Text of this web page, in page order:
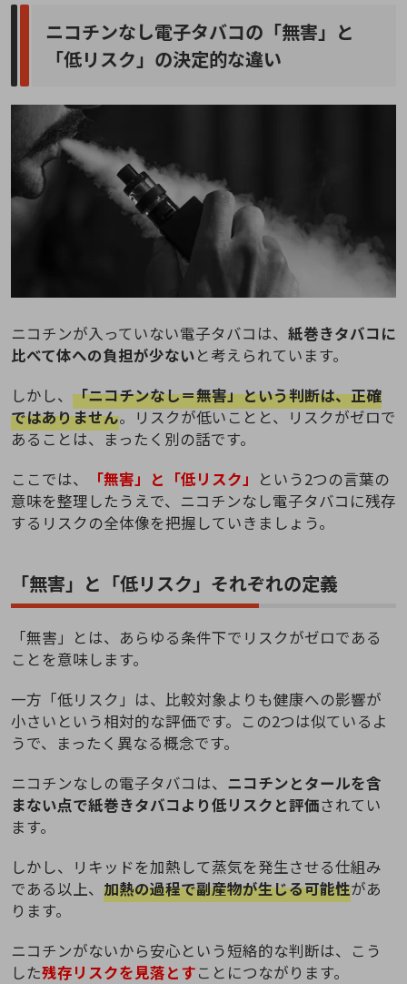
ニコチンなし電子タバコの「無害」と
「低リスク」の決定的な違い
ニコチンが入っていない電子タバコは、 紙巻きタバコに
比べて体への負担が少ないと考えられています。
しかし、 「ニコチンなし＝無害」という判断は、正確
ではありません。リスクが低いことと、リスクがゼロで
あることは、まったく別の話です。
ここでは、
「無害」と「低リスク」 という2つの言葉の
意味を整理したうえで、ニコチンなし電子タバコに残存
するリスクの全体像を把握していきましょう。
「無害」と「低リスク」それぞれの定義
「無害」とは、あらゆる条件下でリスクがゼロである
ことを意味します。
一方「低リスク」は、比較対象よりも健康への影響が
小さいという相対的な評価です。この2つは似ているよ
うで、まったく異なる概念です。
ニコチンなしの電子タバコは、 ニコチンとタールを含
まない点で紙巻きタバコより低リスクと評価されてい
ます。
しかし、リキッドを加熱して蒸気を発生させる仕組み
である以上、 加熱の過程で副産物が生じる可能性があ
ります。
ニコチンがないから安心という短絡的な判断は、こう
した残存リスクを見落とすことにつながります。